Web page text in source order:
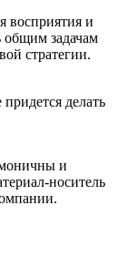
восприятия и
общим задачам
стратегии.
делать
и
носитель